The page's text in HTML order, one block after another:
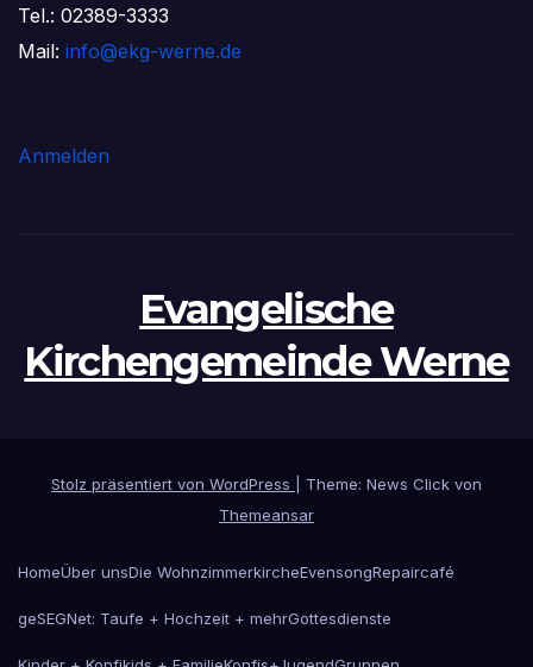
Tel.: 02389-3333
Mail: info@ekg-werne.de
Anmelden
Evangelische
Kirchengemeinde Werne
Stolz präsentiert von WordPress
Theme: News Click von
Themeansar
HomeÜber unsDie WohnzimmerkircheEvensongRepaircafé
geSEGNet: Taufe + Hochzeit + mehrGottesdienste